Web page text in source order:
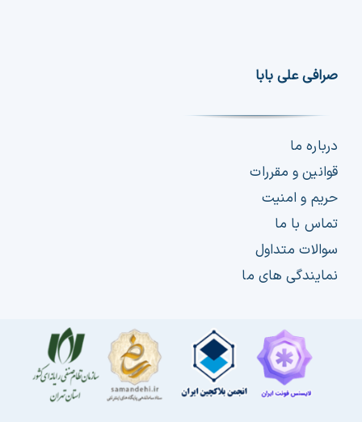
چت جی پی تی رایگان
کارمزد
تماس با ما
دسته‌بندی ارزها
خرید تتر ارزان
مشاوره خدمات مالی
صرافی علی بابا
درباره ما
قوانین و مقررات
حریم و امنیت
تماس با ما
سوالات متداول
نمایندگی های ما